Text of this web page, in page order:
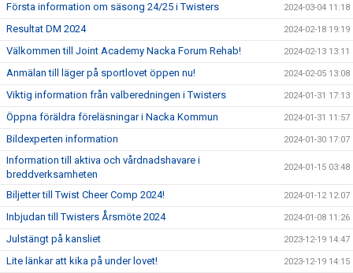
Första information om säsong 24/25 i Twisters 2024-03-04 11:18
Resultat DM 2024 2024-02-18 19:19
Välkommen till Joint Academy Nacka Forum Rehab! 2024-02-13 13:11
Anmälan till läger på sportlovet öppen nu! 2024-02-05 13:08
Viktig information från valberedningen i Twisters 2024-01-31 17:13
Öppna föräldra föreläsningar i Nacka Kommun 2024-01-31 11:57
Bildexperten information 2024-01-30 17:07
Information till aktiva och vårdnadshavare i
breddverksamheten
2024-01-15 03:48
Biljetter till Twist Cheer Comp 2024! 2024-01-12 12:07
Inbjudan till Twisters Årsmöte 2024 2024-01-08 11:26
Julstängt på kansliet 2023-12-19 14:47
Lite länkar att kika på under lovet! 2023-12-19 14:15